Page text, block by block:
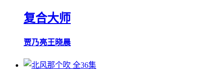
复合大师
贾乃亮王晓晨
全36集